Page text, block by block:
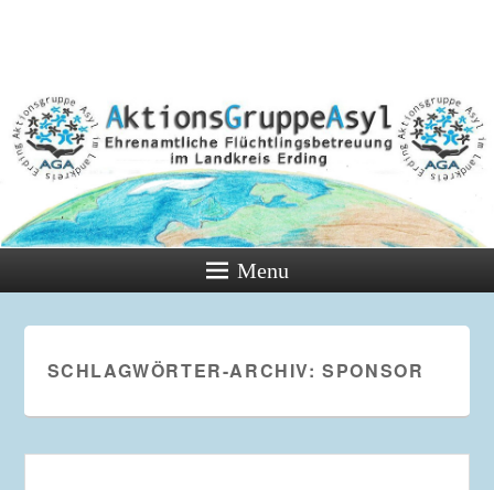
Menu
SCHLAGWÖRTER-ARCHIV:SPONSOR